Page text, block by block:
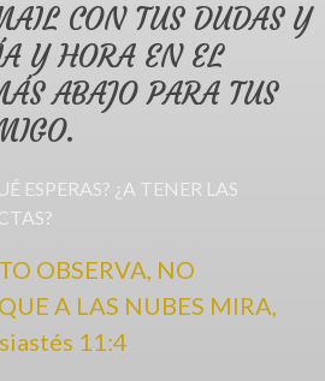
CON TUS DUDAS Y
Y HORA EN EL
ABAJO PARA TUS
ESPERAS? ¿A TENER LAS
OBSERVA, NO
A LAS NUBES MIRA,
11:4